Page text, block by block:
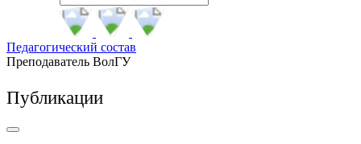
Педагогический состав
Преподаватель ВолГУ
Публикации